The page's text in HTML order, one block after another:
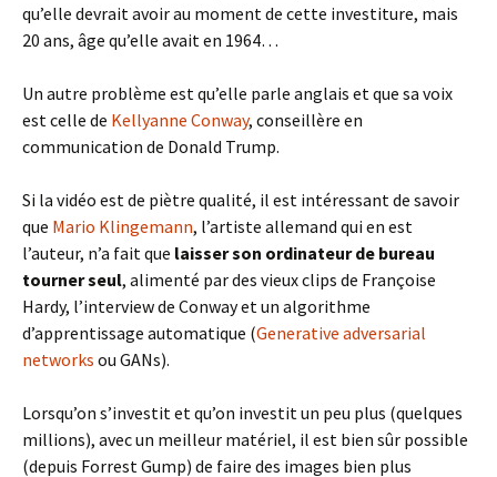
qu’elle devrait avoir au moment de cette investiture, mais
20 ans, âge qu’elle avait en 1964…
Un autre problème est qu’elle parle anglais et que sa voix
est celle de Kellyanne Conway, conseillère en
communication de Donald Trump.
Si la vidéo est de piètre qualité, il est intéressant de savoir
que Mario Klingemann, l’artiste allemand qui en est
l’auteur, n’a fait que laisser son ordinateur de bureau
tourner seul, alimenté par des vieux clips de Françoise
Hardy, l’interview de Conway et un algorithme
d’apprentissage automatique (Generative adversarial
networks ou GANs).
Lorsqu’on s’investit et qu’on investit un peu plus (quelques
millions), avec un meilleur matériel, il est bien sûr possible
(depuis Forrest Gump) de faire des images bien plus